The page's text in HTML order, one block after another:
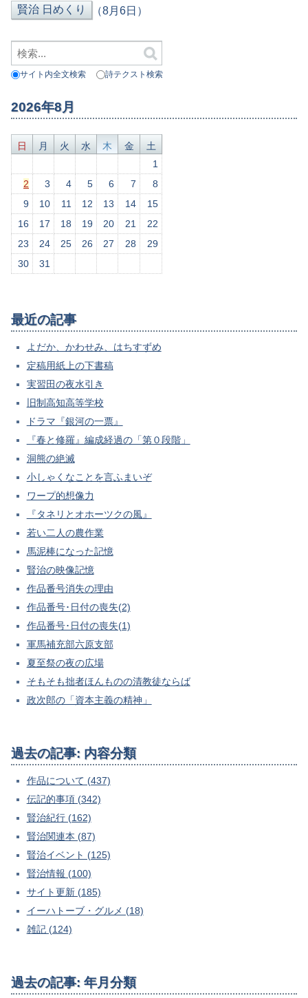
（8月6日）
サイト内全文検索 詩テクスト検索
2026年8月
日 月 火 水 木 金
土
1
2
3 4 5 6 7
8
9
10 11 12 13 14
15
16
17 18 19 20 21
22
23
24 25 26 27 28
29
30
31
最近の記事
よだか、かわせみ、はちすずめ
定稿用紙上の下書稿
実習田の夜水引き
旧制高知高等学校
ドラマ『銀河の一票』
『春と修羅』編成経過の「第０段階」
洞熊の絶滅
小しゃくなことを言ふまいぞ
ワープ的想像力
『タネリとオホーツクの風』
若い二人の農作業
馬泥棒になった記憶
賢治の映像記憶
作品番号消失の理由
作品番号･日付の喪失(2)
作品番号･日付の喪失(1)
軍馬補充部六原支部
夏至祭の夜の広場
そもそも拙者ほんものの清教徒ならば
政次郎の「資本主義の精神」
過去の記事: 内容分類
作品について (437)
伝記的事項 (342)
賢治紀行 (162)
賢治関連本 (87)
賢治イベント (125)
賢治情報 (100)
サイト更新 (185)
イーハトーブ・グルメ (18)
雑記 (124)
過去の記事: 年月分類